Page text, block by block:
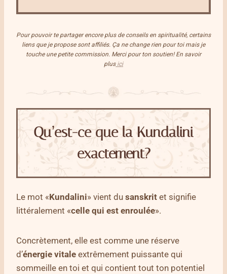
Pour pouvoir te partager encore plus de conseils en spiritualité, certains
liens que je propose sont affiliés. Ça ne change rien pour toi mais je
touche une petite commission. Merci pour ton soutien! En savoir
plusici
Qu’est-ce que la Kundalini
exactement?
Le mot «Kundalini» vient du sanskrit et signifie
littéralement «celle qui est enroulée».
Concrètement, elle est comme une réserve
d’énergie vitale extrêmement puissante qui
sommeille en toi et qui contient tout ton potentiel